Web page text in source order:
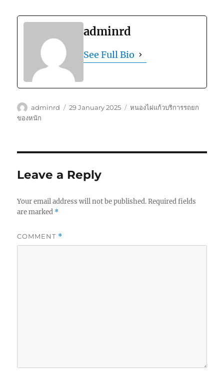
adminrd
See Full Bio
Author
adminrd
Posted
29 January 2025 Tags
หนองไผ่แก้วบริการรถยก
ของหนัก
Leave a Reply
Your email address will not be published. Required fields
are marked *
COMMENT *